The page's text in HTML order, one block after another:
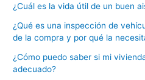
¿Cuál es la vida útil de un buen
¿Qué es una inspección de
de la compra y por qué la
¿Cómo puedo saber si mi
adecuado?